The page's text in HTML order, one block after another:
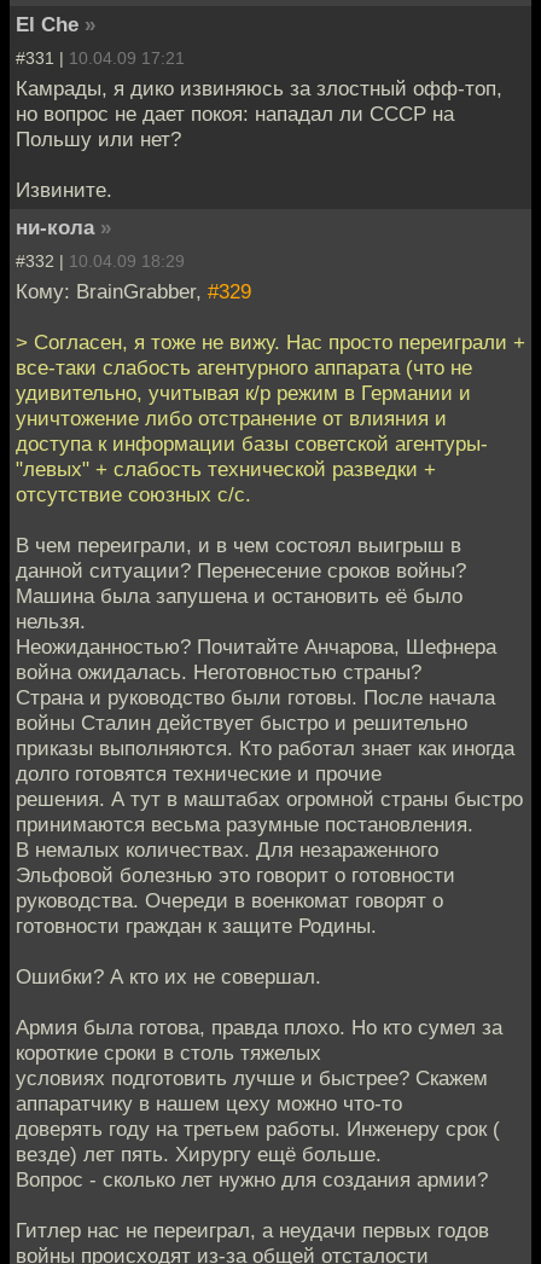
El Che »
#331 | 10.04.09 17:21
Камрады, я дико извиняюсь за злостный офф-топ,
но вопрос не дает покоя: нападал ли СССР на
Польшу или нет?
Извините.
ни-кола »
#332 | 10.04.09 18:29
Кому: BrainGrabber, #329
> Согласен, я тоже не вижу. Нас просто переиграли +
все-таки слабость агентурного аппарата (что не
удивительно, учитывая к/р режим в Германии и
уничтожение либо отстранение от влияния и
доступа к информации базы советской агентуры-
"левых" + слабость технической разведки +
отсутствие союзных с/с.
В чем переиграли, и в чем состоял выигрыш в
данной ситуации? Перенесение сроков войны?
Машина была запушена и остановить её было
нельзя.
Неожиданностью? Почитайте Анчарова, Шефнера
война ожидалась. Неготовностью страны?
Страна и руководство были готовы. После начала
войны Сталин действует быстро и решительно
приказы выполняются. Кто работал знает как иногда
долго готовятся технические и прочие
решения. А тут в маштабах огромной страны быстро
принимаются весьма разумные постановления.
В немалых количествах. Для незараженного
Эльфовой болезнью это говорит о готовности
руководства. Очереди в военкомат говорят о
готовности граждан к защите Родины.
Ошибки? А кто их не совершал.
Армия была готова, правда плохо. Но кто сумел за
короткие сроки в столь тяжелых
условиях подготовить лучше и быстрее? Скажем
аппаратчику в нашем цеху можно что-то
доверять году на третьем работы. Инженеру срок (
везде) лет пять. Хирургу ещё больше.
Вопрос - сколько лет нужно для создания армии?
Гитлер нас не переиграл, а неудачи первых годов
войны происходят из-за общей отсталости